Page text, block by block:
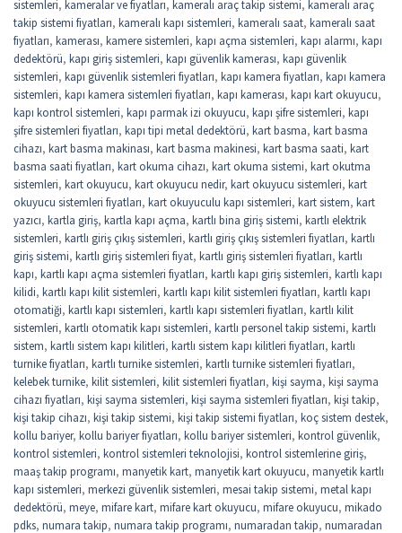
sistemleri, kameralar ve fiyatları, kameralı araç takip sistemi, kameralı araç
takip sistemi fiyatları, kameralı kapı sistemleri, kameralı saat, kameralı saat
fiyatları, kamerası, kamere sistemleri, kapı açma sistemleri, kapı alarmı, kapı
dedektörü, kapı giriş sistemleri, kapı güvenlik kamerası, kapı güvenlik
sistemleri, kapı güvenlik sistemleri fiyatları, kapı kamera fiyatları, kapı kamera
sistemleri, kapı kamera sistemleri fiyatları, kapı kamerası, kapı kart okuyucu,
kapı kontrol sistemleri, kapı parmak izi okuyucu, kapı şifre sistemleri, kapı
şifre sistemleri fiyatları, kapı tipi metal dedektörü, kart basma, kart basma
cihazı, kart basma makinası, kart basma makinesi, kart basma saati, kart
basma saati fiyatları, kart okuma cihazı, kart okuma sistemi, kart okutma
sistemleri, kart okuyucu, kart okuyucu nedir, kart okuyucu sistemleri, kart
okuyucu sistemleri fiyatları, kart okuyuculu kapı sistemleri, kart sistem, kart
yazıcı, kartla giriş, kartla kapı açma, kartlı bina giriş sistemi, kartlı elektrik
sistemleri, kartlı giriş çıkış sistemleri, kartlı giriş çıkış sistemleri fiyatları, kartlı
giriş sistemi, kartlı giriş sistemleri fiyat, kartlı giriş sistemleri fiyatları, kartlı
kapı, kartlı kapı açma sistemleri fiyatları, kartlı kapı giriş sistemleri, kartlı kapı
kilidi, kartlı kapı kilit sistemleri, kartlı kapı kilit sistemleri fiyatları, kartlı kapı
otomatiği, kartlı kapı sistemleri, kartlı kapı sistemleri fiyatları, kartlı kilit
sistemleri, kartlı otomatik kapı sistemleri, kartlı personel takip sistemi, kartlı
sistem, kartlı sistem kapı kilitleri, kartlı sistem kapı kilitleri fiyatları, kartlı
turnike fiyatları, kartlı turnike sistemleri, kartlı turnike sistemleri fiyatları,
kelebek turnike, kilit sistemleri, kilit sistemleri fiyatları, kişi sayma, kişi sayma
cihazı fiyatları, kişi sayma sistemleri, kişi sayma sistemleri fiyatları, kişi takip,
kişi takip cihazı, kişi takip sistemi, kişi takip sistemi fiyatları, koç sistem destek,
kollu bariyer, kollu bariyer fiyatları, kollu bariyer sistemleri, kontrol güvenlik,
kontrol sistemleri, kontrol sistemleri teknolojisi, kontrol sistemlerine giriş,
maaş takip programı, manyetik kart, manyetik kart okuyucu, manyetik kartlı
kapı sistemleri, merkezi güvenlik sistemleri, mesai takip sistemi, metal kapı
dedektörü, meye, mifare kart, mifare kart okuyucu, mifare okuyucu, mikado
pdks, numara takip, numara takip programı, numaradan takip, numaradan